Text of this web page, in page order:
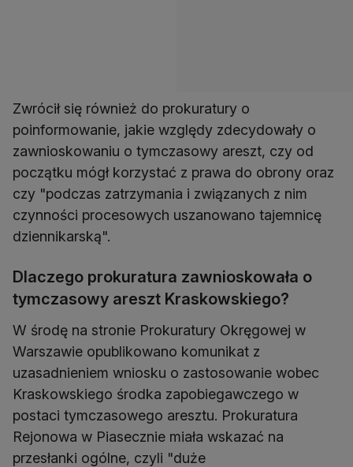
Zwrócił się również do prokuratury o
poinformowanie, jakie względy zdecydowały o
zawnioskowaniu o tymczasowy areszt, czy od
początku mógł korzystać z prawa do obrony oraz
czy "podczas zatrzymania i związanych z nim
czynności procesowych uszanowano tajemnicę
dziennikarską".
Dlaczego prokuratura zawnioskowała o
tymczasowy areszt Kraskowskiego?
W środę na stronie Prokuratury Okręgowej w
Warszawie opublikowano komunikat z
uzasadnieniem wniosku o zastosowanie wobec
Kraskowskiego środka zapobiegawczego w
postaci tymczasowego aresztu. Prokuratura
Rejonowa w Piasecznie miała wskazać na
przesłanki ogólne, czyli "duże